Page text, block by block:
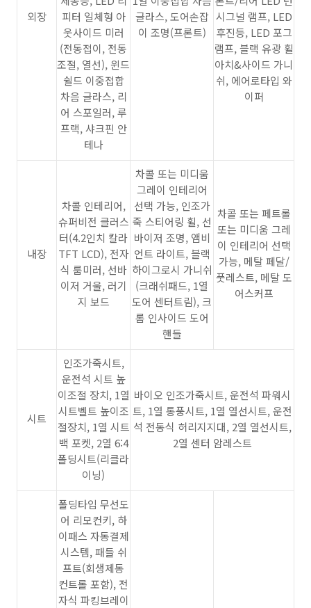
외장
피터 일체형 아
웃사이드 미러
(전동접이, 전동
조절, 열선), 윈드
쉴드 이중접합
차음 글라스, 리
어 스포일러, 루
프랙, 샤크핀 안
테나
글라스, 도어손잡
이 조명(프론트)
시그널 램프, LED
후진등, LED 포그
램프, 블랙 유광 휠
아치&사이드 가니
쉬, 에어로타입 와
이퍼
내장
차콜 인테리어,
슈퍼비전 클러스
터(4.2인치 칼라
TFT LCD), 전자
식 룸미러, 선바
이저 거울, 러기
지 보드
차콜 또는 미디움
그레이 인테리어
선택 가능, 인조가
죽 스티어링 휠, 선
바이저 조명, 앰비
언트 라이트, 블랙
하이그로시 가니쉬
(크래쉬패드, 1열
도어 센터트림), 크
롬 인사이드 도어
핸들
차콜 또는 페트롤
또는 미디움 그레
이 인테리어 선택
가능, 메탈 페달/
풋레스트, 메탈 도
어스커프
시트
인조가죽시트,
운전석 시트 높
이조절 장치, 1열
시트벨트 높이조
절장치, 1열 시트
백 포켓, 2열 6:4
폴딩시트(리클라
이닝)
바이오 인조가죽시트, 운전석 파워시
트, 1열 통풍시트, 1열 열선시트, 운전
석 전동식 허리지지대, 2열 열선시트,
2열 센터 암레스트
폴딩타입 무선도
어 리모컨키, 하
이패스 자동결제
시스템, 패들 쉬
프트(회생제동
컨트롤 포함), 전
자식 파킹브레이